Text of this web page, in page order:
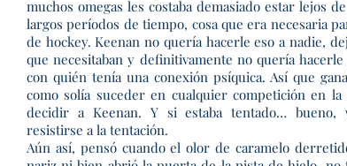
muchos omegas les costaba demasiado estar lejos
largos períodos de tiempo, cosa que era necesaria
de hockey. Keenan no quería hacerle eso a nadie,
que necesitaban y definitivamente no quería hacerle
con quién tenía una conexión psíquica. Así que
como solía suceder en cualquier competición en la
decidir a Keenan. Y si estaba tentado… bueno,
resistirse a la tentación.
Aún así, pensó cuando el olor de caramelo